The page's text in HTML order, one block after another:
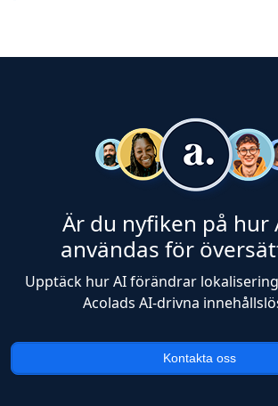
Är du nyfiken på hur
användas för
Upptäck hur AI förändrar
Acolads AI-drivna
Kontakta oss